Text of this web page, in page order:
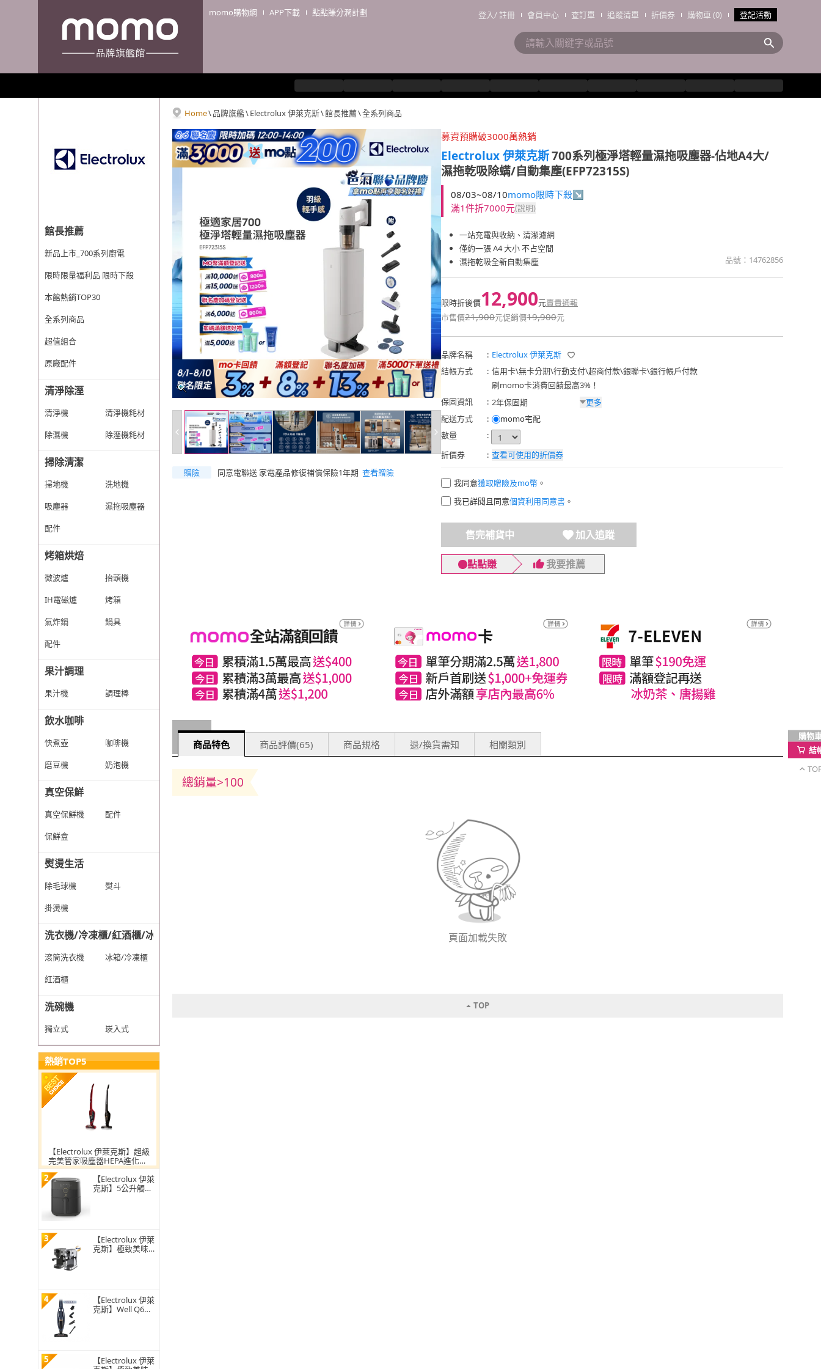
momo購物網 APP下載 點點賺分潤計劃 登入/註冊 會員中心 查訂單 追蹤清單 折價券 購物車 (0) 登記活動
館長推薦
新品上市_700系列廚電
限時限量福利品 限時下殺
本館熱銷TOP30
全系列商品
超值組合
原廠配件
清淨除溼
清淨機
清淨機耗材
除濕機
除溼機耗材
掃除清潔
掃地機
洗地機
吸塵器
濕拖吸塵器
配件
烤箱烘焙
微波爐
抬頭機
IH電磁爐
烤箱
氣炸鍋
鍋具
配件
果汁調理
果汁機 調理棒
飲水咖啡
快煮壺
咖啡機
磨豆機
奶泡機
真空保鮮
真空保鮮機
配件
保鮮盒
熨燙生活
除毛球機
熨斗
掛燙機
洗衣機/冷凍櫃/紅酒櫃/冰箱
滾筒洗衣機
冰箱/冷凍櫃
紅酒櫃
洗碗機
獨立式 崁入式
熱銷TOP5
【Electrolux 伊萊克斯】超級
完美管家吸塵器HEPA進化版-
兩色任選(ZB3501EB/ZB3501
WR)
2
【Electrolux 伊萊
克斯】5公升觸控
3
【Electrolux 伊萊
克斯】極致美味5
4
【Electrolux 伊萊
克斯】Well Q6無
5
【Electrolux 伊萊
Home\品牌旗艦\Electrolux 伊萊克斯\館長推薦\全系列商品
贈險 同意電聯送 家電產品修復補償保險1年期 查看贈險
募資預購破3000萬熱銷
Electrolux 伊萊克斯700系列極淨塔輕量濕拖吸塵器-佔地A4大/
濕拖乾吸除螨/自動集塵(EFP72315S)
08/03~08/10momo限時下殺↘
滿1件折7000元(說明)
一站充電與收納、清潔濾網
僅約一張 A4 大小 不占空間
濕拖乾吸全新自動集塵
品號： 14762856
限時折後價12,900元賣貴通報
市售價21,900元促銷價19,900元
品牌名稱 : Electrolux 伊萊克斯
結帳方式
: 信用卡\無卡分期\行動支付\超商付款\銀聯卡\銀行帳戶付款
刷momo卡消費回饋最高3%！
保固資訊
: 2年保固期
更多
配送方式
:
momo宅配
數量
:
折價券
: 查看可使用的折價券
我同意獲取贈險及mo幣 。
我已詳閱且同意個資利用同意書 。
售完補貨中 加入追蹤
點點賺 我要推薦
商品特色 商品評價(65) 商品規格 退/換貨需知 相關類別
總銷量>100
頁面加載失敗
TOP
購物
結